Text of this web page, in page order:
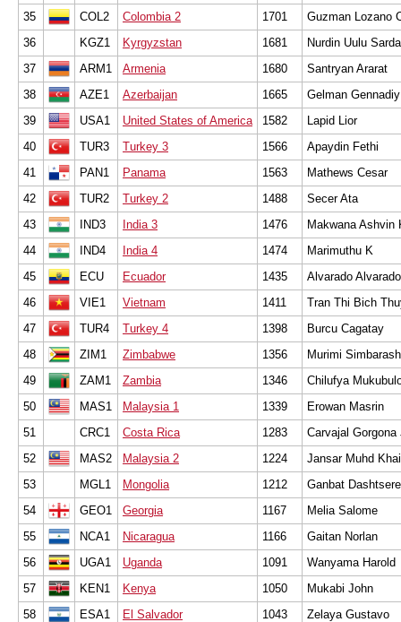
35
COL2 Colombia 2 1701
Guzman Lozano
36
KGZ1 Kyrgyzstan 1681
Nurdin Uulu
37
ARM1 Armenia 1680
Santryan Ararat
38
AZE1 Azerbaijan 1665
Gelman Gennadiy
39
USA1 United States of America 1582
Lapid Lior
40
TUR3 Turkey 3 1566
Apaydin Fethi
41
PAN1 Panama 1563
Mathews Cesar
42
TUR2 Turkey 2 1488
Secer Ata
43
IND3 India 3 1476
Makwana Ashvin
44
IND4 India 4 1474
Marimuthu K
45
ECU Ecuador 1435
Alvarado
46
VIE1 Vietnam 1411
Tran Thi Bich
47
TUR4 Turkey 4 1398
Burcu Cagatay
48
ZIM1 Zimbabwe 1356
Murimi
49
ZAM1 Zambia 1346
Chilufya
50
MAS1 Malaysia 1 1339
Erowan Masrin
51
CRC1 Costa Rica 1283
Carvajal Gorgona
52
MAS2 Malaysia 2 1224
Jansar Muhd
53
MGL1 Mongolia 1212
Ganbat
54
GEO1 Georgia 1167
Melia Salome
55
NCA1 Nicaragua 1166
Gaitan Norlan
56
UGA1 Uganda 1091
Wanyama Harold
57
KEN1 Kenya 1050
Mukabi John
58
ESA1 El Salvador 1043
Zelaya Gustavo